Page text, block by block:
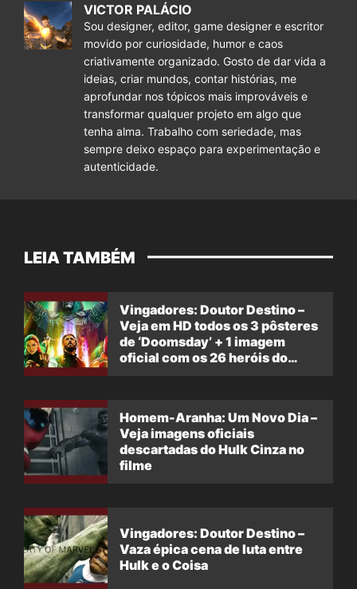
VICTOR PALÁCIO
Sou designer, editor, game designer e escritor
movido por curiosidade, humor e caos
criativamente organizado. Gosto de dar vida a
ideias, criar mundos, contar histórias, me
aprofundar nos tópicos mais improváveis e
transformar qualquer projeto em algo que
tenha alma. Trabalho com seriedade, mas
sempre deixo espaço para experimentação e
autenticidade.
LEIA TAMBÉM
Vingadores: Doutor Destino –
Veja em HD todos os 3 pôsteres
de ‘Doomsday’ + 1 imagem
oficial com os 26 heróis do
Homem-Aranha: Um Novo Dia –
Veja imagens oficiais
descartadas do Hulk Cinza no
filme
Vingadores: Doutor Destino –
Vaza épica cena de luta entre
Hulk e o Coisa